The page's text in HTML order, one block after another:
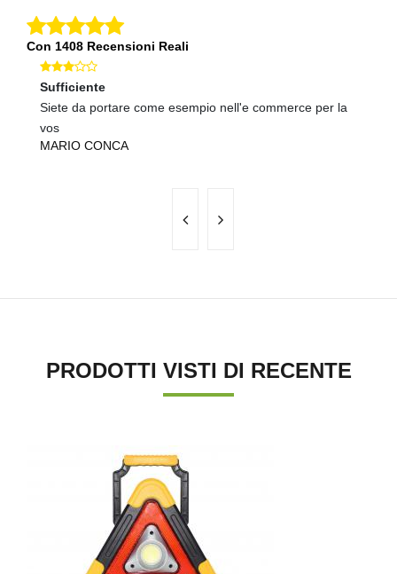
Con 1408 Recensioni Reali
Sufficiente
Siete da portare come esempio nell'e commerce per la
vos
MARIO CONCA
Eccellente
Spedizione velocissima e tutto perfettamente
funzionante! Co
CRISTINA GIRARDI
PRODOTTI VISTI DI RECENTE